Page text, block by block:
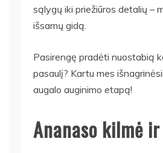
sąlygų iki priežiūros detalių –
išsamų gidą.
Pasirengę pradėti nuostabią
pasaulį? Kartu mes
augalo auginimo etapą!
Ananaso kilmė ir